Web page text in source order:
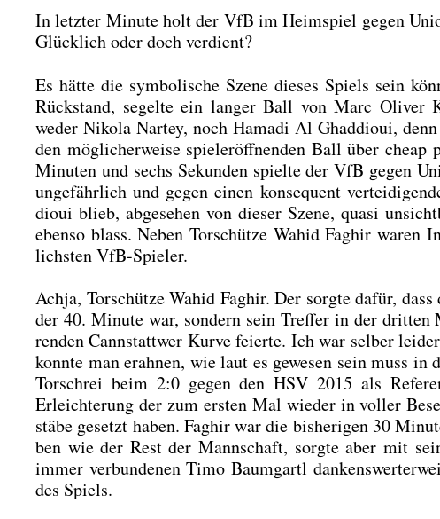
In letz­ter Minu­te holt der VfB im Heim­spiel gegen
Glück­lich oder doch ver­dient?
Es hät­te die sym­bo­li­sche Sze­ne die­ses Spiels sein
Rück­stand, segel­te ein lan­ger Ball von Marc Oli­ver
weder Niko­la Nar­tey, noch Hama­di Al Ghad­dioui,
den mög­li­cher­wei­se spiel­eröff­nen­den Ball übercheap
Minu­ten und sechs Sekun­den spiel­te der VfB gegen
unge­fähr­lich und gegen einen kon­se­quent
dioui blieb, abge­se­hen von die­ser Sze­ne, qua­si
eben­so blass. Neben Tor­schüt­ze Wahid Fag­hir
lichs­ten VfB-Spie­ler.
Ach­ja, Tor­schüt­ze Wahid Fag­hir. Der sorg­te dafür,
der 40. Minu­te war, son­dern sein Tref­fer in der
ren­den Cannstatt­wer Kur­ve fei­er­te. Ich war sel­ber
konn­te man erah­nen, wie laut es gewe­sen sein muss
Tor­schrei beim 2:0 gegen den HSV 2015 als
Erleich­te­rung der zum ers­ten Mal wie­der in vol­ler
stä­be gesetzt haben. Fag­hir war die bis­he­ri­gen 30
ben wie der Rest der Mann­schaft, sorg­te aber mit
immer ver­bun­de­nen Timo Baum­gartl
des Spiels.